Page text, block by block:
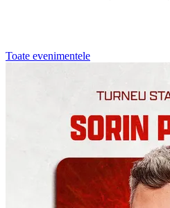
Toate evenimentele